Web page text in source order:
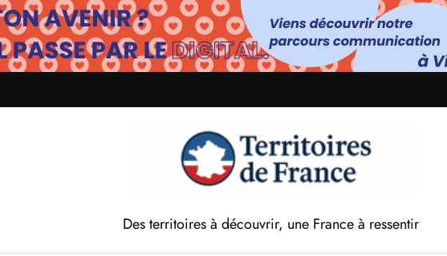
Des territoires à découvrir, une France à ressentir